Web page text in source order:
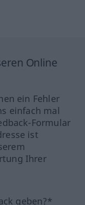
Online
ein Fehler
einfach mal
Formular
ist
Ihrer
geben?*